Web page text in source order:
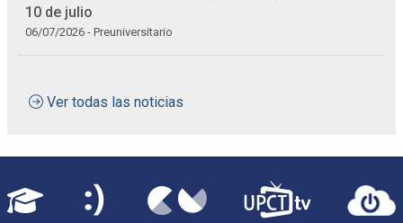
10 de julio
06/07/2026 - Preuniversitario
Ver todas las noticias